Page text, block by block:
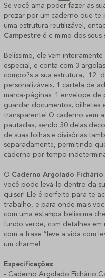
Se você ama poder fazer as
prezar por um caderno que te
uma estrutura reutilizável,
Campestre é o mimo dos seus
Belíssimo, ele vem
especial, e conta com 3
compo?s a sua estrutura, 12
personalizáveis, 1 cartela de
marca-páginas, 1 envelope de
guardar documentos, bilhetes
transparente! O caderno vem
pautadas, sendo 30 delas
de suas folhas e divisórias
separadamente, permitindo
caderno por tempo
O Caderno Argolado Fichário
você pode levá-lo dentro da
quiser! Ele é perfeito para te
trabalho, e para onde mais
com uma estampa belíssima
fundo verde, com detalhes em
com a frase “leve a vida com
um charme!
Especificações:
- Caderno Argolado Fichário